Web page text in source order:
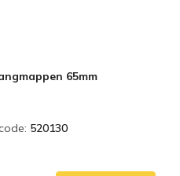
65mm
520130